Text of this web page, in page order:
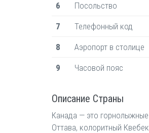
6 Посольство
7 Телефонный код
8 Аэропорт в столице
9 Часовой пояс
Описание Страны
Канада — это
Оттава, колоритный